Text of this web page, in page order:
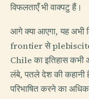
विफलताएँ भी वाक्पटु हैं।
आगे क्या आएगा, यह अभी
frontier से
Chile का इतिहास कभी
लंबे, पतले देश की कहानी
परिभाषित करने का